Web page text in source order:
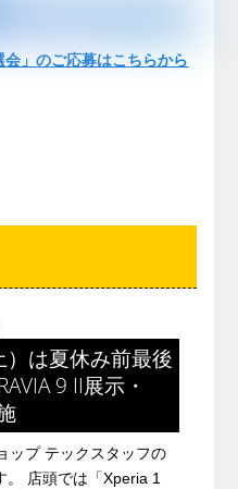
」のご応募はこちらから
は夏休み前最後
9 II展示・
ップ テックスタッフの
。 店頭では「Xperia 1